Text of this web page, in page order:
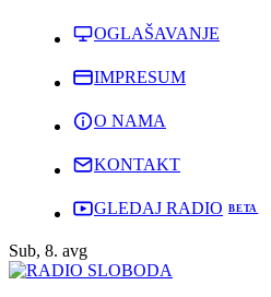
OGLAŠAVANJE
IMPRESUM
O NAMA
KONTAKT
GLEDAJ RADIO
Sub, 8. avg